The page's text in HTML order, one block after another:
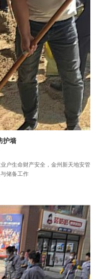
护墙
户生命财产安全，金州新天地安管
储备工作